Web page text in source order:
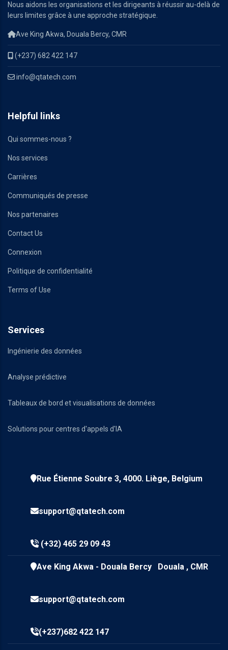
Nous aidons les organisations et les dirigeants à réussir au-delà de
leurs limites grâce à une approche stratégique.
Ave King Akwa, Douala Bercy, CMR
(+237) 682 422 147
info@qtatech.com
Helpful links
Qui sommes-nous ?
Nos services
Carrières
Communiqués de presse
Nos partenaires
Contact Us
Connexion
Politique de confidentialité
Terms of Use
Services
Ingénierie des données
Analyse prédictive
Tableaux de bord et visualisations de données
Solutions pour centres d'appels d'IA
Rue Étienne Soubre 3, 4000. Liège, Belgium
support@qtatech.com
(+32) 465 29 09 43
Ave King Akwa - Douala Bercy Douala , CMR
support@qtatech.com
(+237)682 422 147